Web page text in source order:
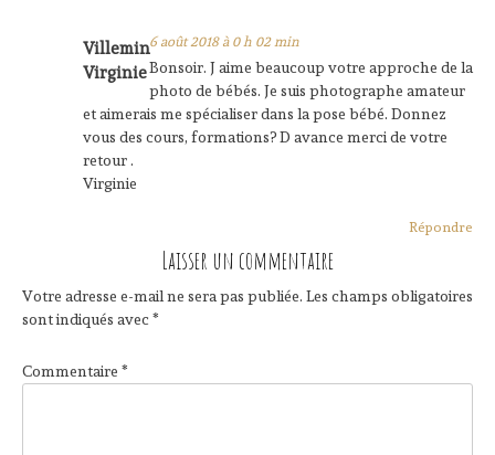
Villemin
Virginie
6 août 2018 à 0 h 02 min
Bonsoir. J aime beaucoup votre approche de la
photo de bébés. Je suis photographe amateur
et aimerais me spécialiser dans la pose bébé. Donnez
vous des cours, formations? D avance merci de votre
retour .
Virginie
Répondre
Laisser un commentaire
Votre adresse e-mail ne sera pas publiée. Les champs obligatoires
sont indiqués avec *
Commentaire *